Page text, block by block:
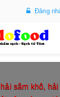
Đăng
sâm khô,